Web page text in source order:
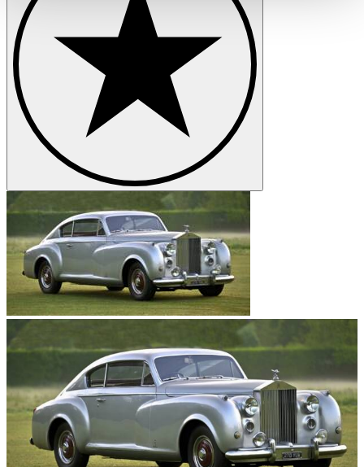
haben oder die sie im Rahmen Ihrer Nutzung der Dienste
gesammelt haben.
Datenschutzerklärung